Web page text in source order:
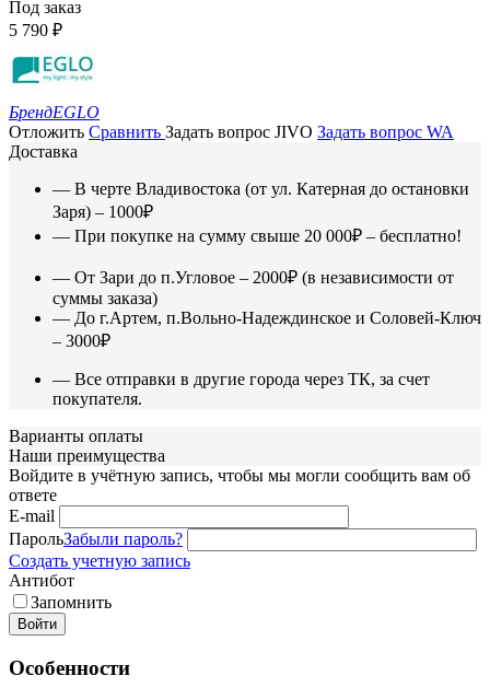
Под заказ
5 790 ₽
БрендEGLO
Отложить Сравнить Задать вопрос JIVO Задать вопрос WA
Доставка
— В черте Владивостока (от ул. Катерная до остановки
Заря) – 1000₽
— При покупке на сумму свыше 20 000₽ – бесплатно!
— От Зари до п.Угловое – 2000₽ (в независимости от
суммы заказа)
— До г.Артем, п.Вольно-Надеждинское и Соловей-Ключ
– 3000₽
— Все отправки в другие города через ТК, за счет
покупателя.
Варианты оплаты
Наши преимущества
Войдите в учётную запись, чтобы мы могли сообщить вам об
ответе
E-mail
ПарольЗабыли пароль?
Создать учетную запись
Антибот
Запомнить
Войти
Особенности